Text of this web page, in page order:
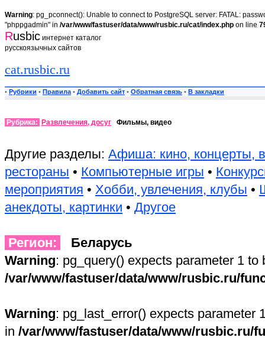
Warning: pg_pconnect(): Unable to connect to PostgreSQL server: FATAL:
"phppgadmin" in /var/www/fastuser/data/www/rusbic.ru/cat/index.php on line
Rusbic интернет каталог
русскоязычных сайтов
cat.rusbic.ru
• Рубрики • Правила • Добавить сайт • Обратная связь • В закладки
Рубрика: Развлечения, досуг Фильмы, видео
Другие разделы: Афиша: кино, концерты,
рестораны • Компьютерные игры •
мероприятия • Хобби, увлечения, клубы •
анекдоты, картинки • Другое
Регион:
Беларусь
Warning: pg_query() expects parameter 1
/var/www/fastuser/data/www/rusbic.ru/
Warning: pg_last_error() expects parameter
in /var/www/fastuser/data/www/rusbic.ru/